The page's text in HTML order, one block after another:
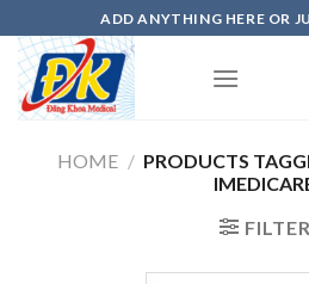
to
content
ADD ANYTHING HERE OR
HOME / PRODUCTS
FILTER